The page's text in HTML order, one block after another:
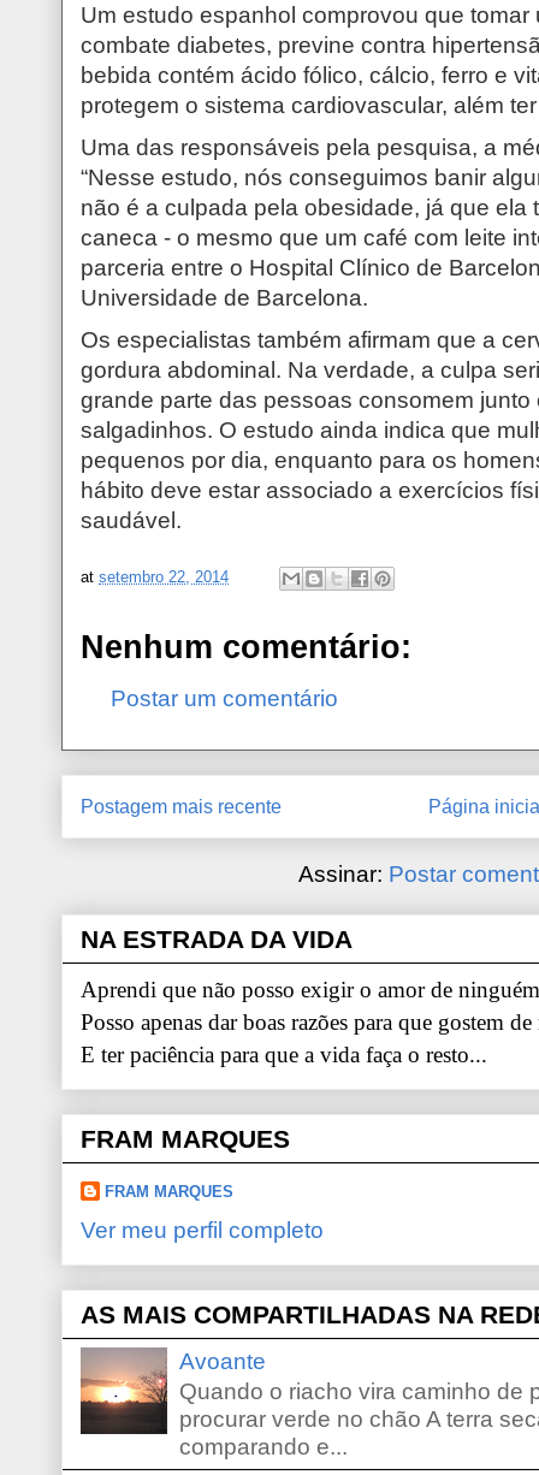
Um estudo espanhol comprovou que
combate diabetes, previne contra
bebida contém ácido fólico, cálcio, ferro e
protegem o sistema cardiovascular, além
Uma das responsáveis pela pesquisa, a
“Nesse estudo, nós conseguimos banir
não é a culpada pela obesidade, já que ela
caneca - o mesmo que um café com leite
parceria entre o Hospital Clínico de
Universidade de Barcelona.
Os especialistas também afirmam que a
gordura abdominal. Na verdade, a culpa
grande parte das pessoas consomem
salgadinhos. O estudo ainda indica que
pequenos por dia, enquanto para os
hábito deve estar associado a exercícios
saudável.
at setembro 22, 2014
Nenhum comentário:
Postar um comentário
Postagem mais recente Página
Assinar: Postar
NA ESTRADA DA VIDA
Aprendi que não posso exigir o amor de
Posso apenas dar boas razões para que gostem
E ter paciência para que a vida faça o resto...
FRAM MARQUES
FRAM MARQUES
Ver meu perfil completo
AS MAIS COMPARTILHADAS NA
Avoante
Quando o riacho vira caminho de
procurar verde no chão A terra
comparando e...